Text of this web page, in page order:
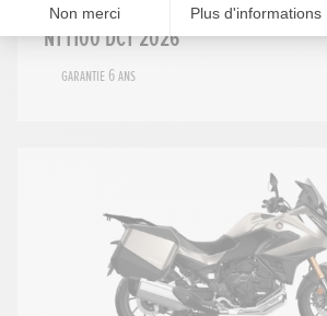
NT1100 DCT 2026
Garantie 6 ans